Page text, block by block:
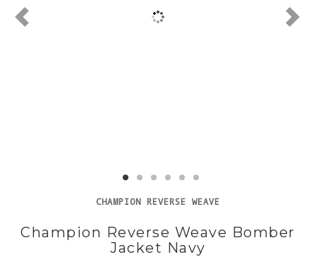
CHAMPION REVERSE WEAVE
Champion Reverse Weave Bomber
Jacket Navy